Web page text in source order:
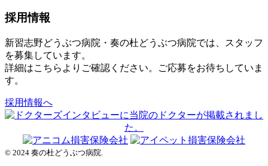
採用情報
新習志野どうぶつ病院・奏の杜どうぶつ病院では、スタッフ
を募集しています。
詳細はこちらよりご確認ください。ご応募をお待ちしていま
す。
採用情報へ
© 2024 奏の杜どうぶつ病院.